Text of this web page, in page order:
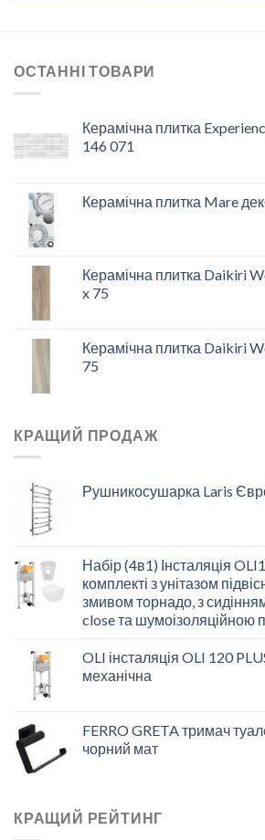
ОСТАННІ ТОВАРИ
Керамічна плитка
146 071
Керамічна плитка Mare
Керамічна плитка Daikiri
x 75
Керамічна плитка Daikiri
75
КРАЩИЙ ПРОДАЖ
Рушникосушарка Laris
Набір (4в1) Інсталяція
комплекті з унітазом
змивом торнадо, з
close та шумоізоляційною
OLI інсталяція OLI 120
механічна
FERRO GRETA тримач
чорний мат
КРАЩИЙ РЕЙТИНГ